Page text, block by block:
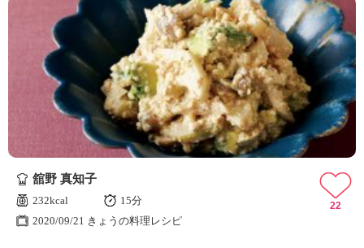
舘野 真知子
232kcal
15分
2020/09/21 きょうの料理レシピ
22